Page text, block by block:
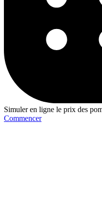
Simuler en ligne le prix des
Commencer